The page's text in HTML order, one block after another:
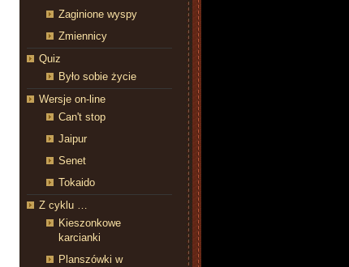
Zaginione wyspy
Zmiennicy
Quiz
Było sobie życie
Wersje on-line
Can't stop
Jaipur
Senet
Tokaido
Z cyklu …
Kieszonkowe
karcianki
Planszówki w